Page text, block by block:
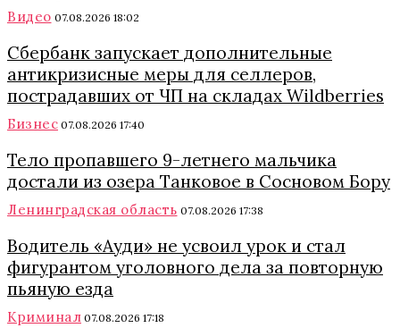
Видео 07.08.2026 18:02
Сбербанк запускает дополнительные
антикризисные меры для селлеров,
пострадавших от ЧП на складах Wildberries
Бизнес 07.08.2026 17:40
Тело пропавшего 9-летнего мальчика
достали из озера Танковое в Сосновом Бору
Ленинградская область 07.08.2026 17:38
Водитель «Ауди» не усвоил урок и стал
фигурантом уголовного дела за повторную
пьяную езда
Криминал 07.08.2026 17:18